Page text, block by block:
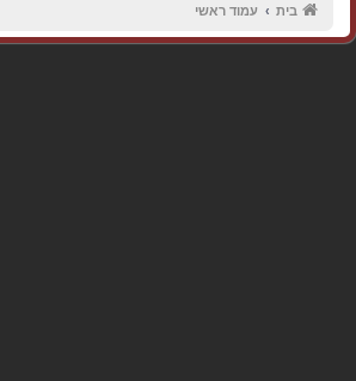
בית עמוד ראשי